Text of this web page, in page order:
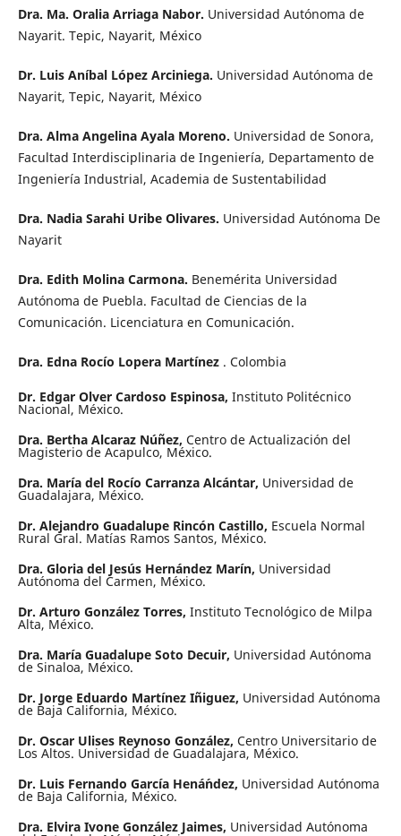
Dra. Ma. Oralia Arriaga Nabor. Universidad Autónoma de
Nayarit. Tepic, Nayarit, México
Dr. Luis Aníbal López Arciniega. Universidad Autónoma de
Nayarit, Tepic, Nayarit, México
Dra. Alma Angelina Ayala Moreno. Universidad de Sonora,
Facultad Interdisciplinaria de Ingeniería, Departamento de
Ingeniería Industrial, Academia de Sustentabilidad
Dra. Nadia Sarahi Uribe Olivares. Universidad Autónoma De
Nayarit
Dra. Edith Molina Carmona. Benemérita Universidad
Autónoma de Puebla. Facultad de Ciencias de la
Comunicación. Licenciatura en Comunicación.
Dra. Edna Rocío Lopera Martínez. Colombia
Dr. Edgar Olver Cardoso Espinosa, Instituto Politécnico
Nacional, México.
Dra. Bertha Alcaraz Núñez, Centro de Actualización del
Magisterio de Acapulco, México.
Dra. María del Rocío Carranza Alcántar, Universidad de
Guadalajara, México.
Dr. Alejandro Guadalupe Rincón Castillo, Escuela Normal
Rural Gral. Matías Ramos Santos, México.
Dra. Gloria del Jesús Hernández Marín, Universidad
Autónoma del Carmen, México.
Dr. Arturo González Torres, Instituto Tecnológico de Milpa
Alta, México.
Dra. María Guadalupe Soto Decuir, Universidad Autónoma
de Sinaloa, México.
Dr. Jorge Eduardo Martínez Iñiguez, Universidad Autónoma
de Baja California, México.
Dr. Oscar Ulises Reynoso González, Centro Universitario de
Los Altos. Universidad de Guadalajara, México.
Dr. Luis Fernando García Hená´ndez, Universidad Autónoma
de Baja California, México.
Dra. Elvira Ivone González Jaimes, Universidad Autónoma